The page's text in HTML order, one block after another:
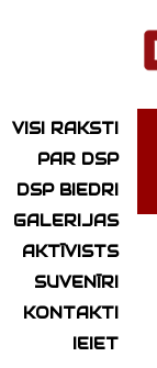
VISI RAKSTI
PAR DSP
DSP BIEDRI
GALERIJAS
AKTĪVISTS
SUVENĪRI
KONTAKTI
IEIET